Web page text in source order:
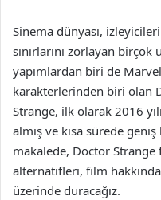
Sinema dünyası,
sınırlarını zorlayan
yapımlardan biri de
karakterlerinden biri olan
Strange, ilk olarak 2016
almış ve kısa sürede
makalede, Doctor
alternatifleri, film
üzerinde duracağız.